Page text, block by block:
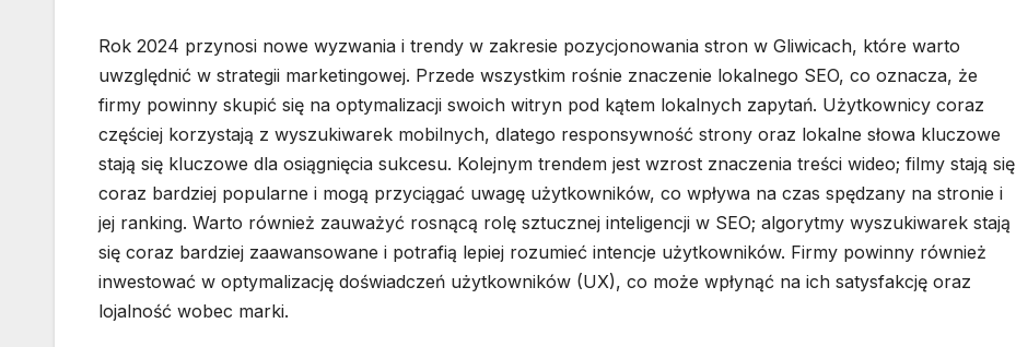
Rok 2024 przynosi nowe wyzwania i trendy w zakresie pozycjonowania stron w Gliwicach, które warto
uwzględnić w strategii marketingowej. Przede wszystkim rośnie znaczenie lokalnego SEO, co oznacza, że
firmy powinny skupić się na optymalizacji swoich witryn pod kątem lokalnych zapytań. Użytkownicy coraz
częściej korzystają z wyszukiwarek mobilnych, dlatego responsywność strony oraz lokalne słowa kluczowe
stają się kluczowe dla osiągnięcia sukcesu. Kolejnym trendem jest wzrost znaczenia treści wideo; filmy stają się
coraz bardziej popularne i mogą przyciągać uwagę użytkowników, co wpływa na czas spędzany na stronie i
jej ranking. Warto również zauważyć rosnącą rolę sztucznej inteligencji w SEO; algorytmy wyszukiwarek stają
się coraz bardziej zaawansowane i potrafią lepiej rozumieć intencje użytkowników. Firmy powinny również
inwestować w optymalizację doświadczeń użytkowników (UX), co może wpłynąć na ich satysfakcję oraz
lojalność wobec marki.